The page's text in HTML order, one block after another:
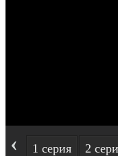
‹ 1 серия 2